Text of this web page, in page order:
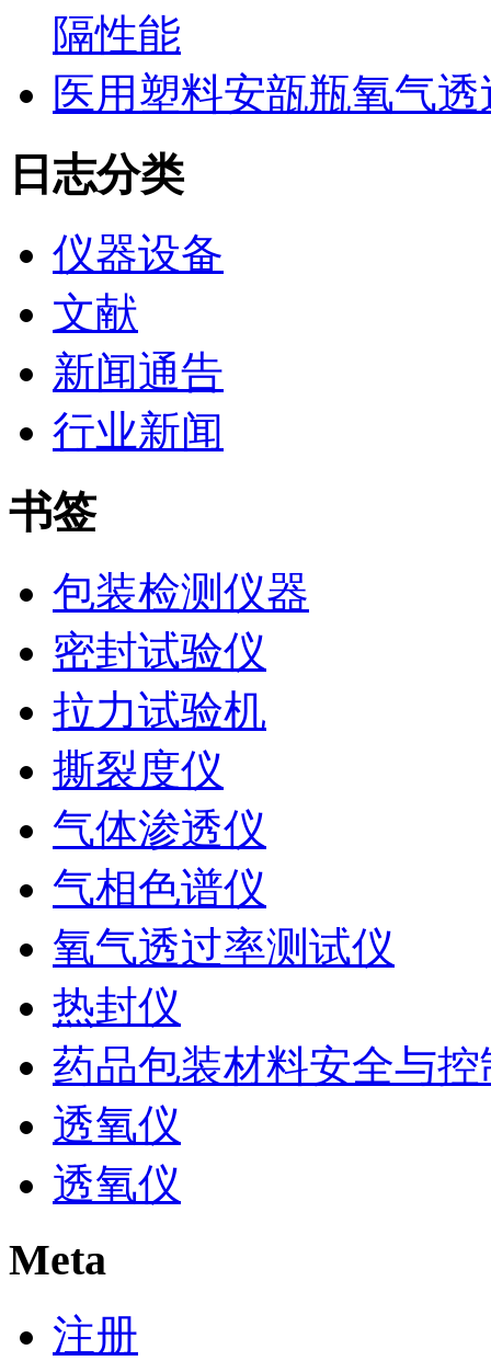
隔性能
医用塑料安瓿瓶氧气
日志分类
仪器设备
文献
新闻通告
行业新闻
书签
包装检测仪器
密封试验仪
拉力试验机
撕裂度仪
气体渗透仪
气相色谱仪
氧气透过率测试仪
热封仪
药品包装材料安全与
透氧仪
透氧仪
Meta
注册